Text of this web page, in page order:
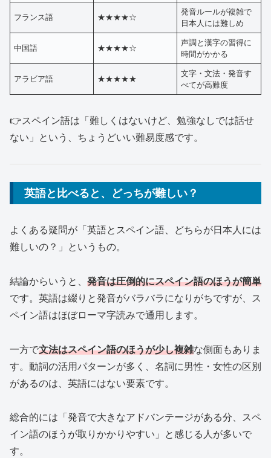
フランス語 ★★★★☆
発音ルールが複雑で
日本人には難しめ
中国語 ★★★★☆
声調と漢字の習得に
時間がかかる
アラビア語 ★★★★★
文字・文法・発音す
べてが高難度
👉スペイン語は「難しくはないけど、勉強なしでは話せ
ない」という、ちょうどいい難易度感です。
英語と比べると、どっちが難しい？
よくある疑問が「英語とスペイン語、どちらが日本人には
難しいの？」というもの。
結論からいうと、 発音は圧倒的にスペイン語のほうが簡単
です。英語は綴りと発音がバラバラになりがちですが、ス
ペイン語はほぼローマ字読みで通用します。
一方で文法はスペイン語のほうが少し複雑な側面もありま
す。動詞の活用パターンが多く、名詞に男性・女性の区別
があるのは、英語にはない要素です。
総合的には「発音で大きなアドバンテージがある分、スペ
イン語のほうが取りかかりやすい」と感じる人が多いで
す。